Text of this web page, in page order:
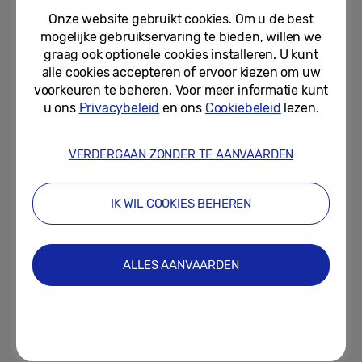
01-02-2023
[Infographic] Galaxy Book3
Ultra: De allereerste Galaxy
Book Ultra biedt krachtige...
de essentiële smartphone, op
maat gemaakt voor jou
[Infographic] Galaxy Book3 Pro
Onze website gebruikt cookies. Om u de best
mogelijke gebruikservaring te bieden, willen we
graag ook optionele cookies installeren. U kunt
alle cookies accepteren of ervoor kiezen om uw
voorkeuren te beheren. Voor meer informatie kunt
u ons Privacybeleid en ons Cookiebeleid lezen.
VERDERGAAN ZONDER TE AANVAARDEN
IK WIL COOKIES BEHEREN
ALLES AANVAARDEN